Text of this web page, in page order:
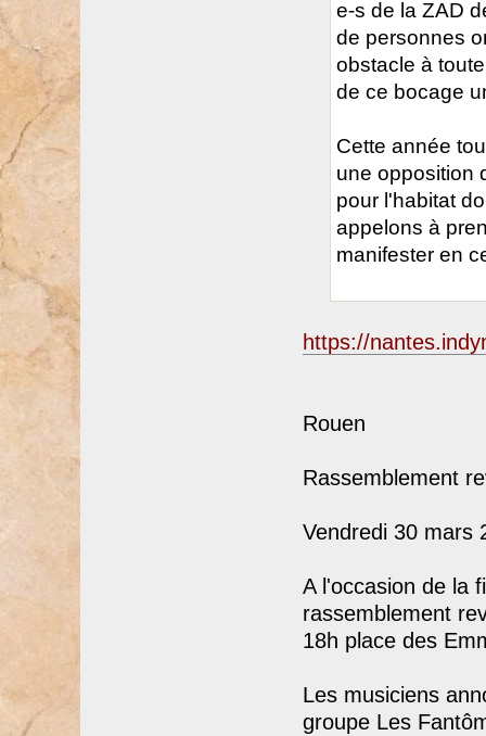
e-s de la ZAD
de personnes
obstacle à
de ce bocage
Cette année
une opposition
pour l'habitat
appelons à
manifester en
https://
Rouen
Rassemblement
Vendredi 30 mars
A l'occasion de la
rassemblement
18h place des
Les musiciens
groupe Les